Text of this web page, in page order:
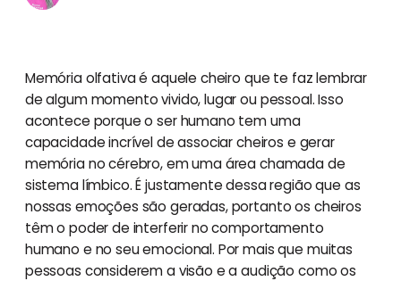
Memória olfativa é aquele cheiro que te faz lembrar
de algum momento vivido, lugar ou pessoal. Isso
acontece porque o ser humano tem uma
capacidade incrível de associar cheiros e gerar
memória no cérebro, em uma área chamada de
sistema límbico. É justamente dessa região que as
nossas emoções são geradas, portanto os cheiros
têm o poder de interferir no comportamento
humano e no seu emocional. Por mais que muitas
pessoas considerem a visão e a audição como os